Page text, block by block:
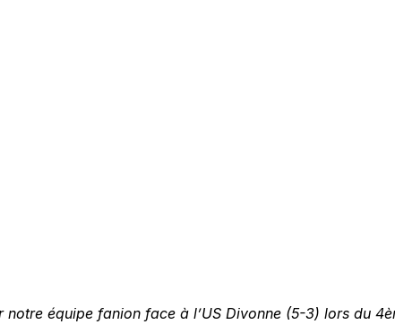
équipe fanion face à l’US Divonne (5-3) lors du